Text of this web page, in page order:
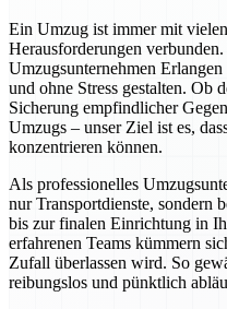
Ein Umzug ist immer mit
Herausforderungen
Umzugsunternehmen
und ohne Stress gestalten. Ob
Sicherung empfindlicher
Umzugs – unser Ziel ist es,
konzentrieren können.
Als professionelles
nur Transportdienste, sondern
bis zur finalen Einrichtung in
erfahrenen Teams kümmern
Zufall überlassen wird. So
reibungslos und pünktlich